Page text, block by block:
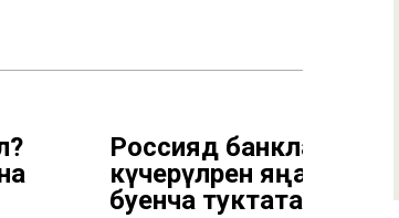
Россиядә банклар акча
күчерүләрен яңа сәбәп
буенча туктата алачак